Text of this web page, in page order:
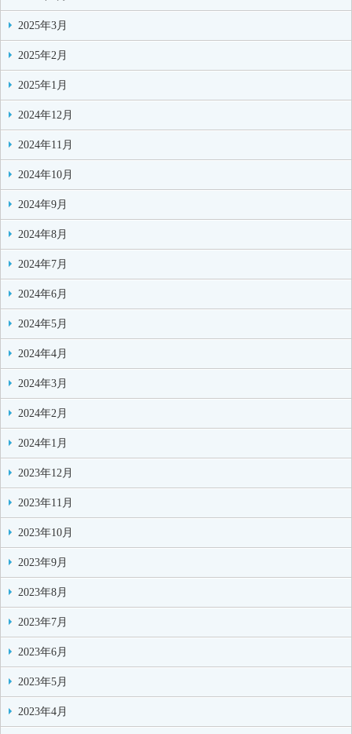
2025年3月
2025年2月
2025年1月
2024年12月
2024年11月
2024年10月
2024年9月
2024年8月
2024年7月
2024年6月
2024年5月
2024年4月
2024年3月
2024年2月
2024年1月
2023年12月
2023年11月
2023年10月
2023年9月
2023年8月
2023年7月
2023年6月
2023年5月
2023年4月